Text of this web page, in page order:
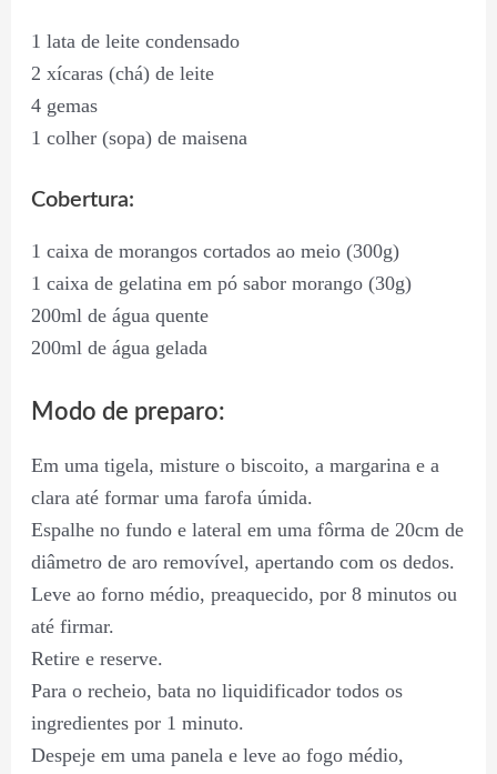
1 lata de leite condensado
2 xícaras (chá) de leite
4 gemas
1 colher (sopa) de maisena
Cobertura:
1 caixa de morangos cortados ao meio (300g)
1 caixa de gelatina em pó sabor morango (30g)
200ml de água quente
200ml de água gelada
Modo de preparo:
Em uma tigela, misture o biscoito, a margarina e a
clara até formar uma farofa úmida.
Espalhe no fundo e lateral em uma fôrma de 20cm de
diâmetro de aro removível, apertando com os dedos.
Leve ao forno médio, preaquecido, por 8 minutos ou
até firmar.
Retire e reserve.
Para o recheio, bata no liquidificador todos os
ingredientes por 1 minuto.
Despeje em uma panela e leve ao fogo médio,